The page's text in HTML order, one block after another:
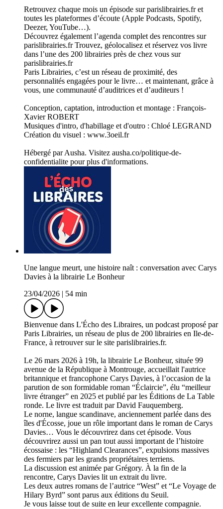
Retrouvez chaque mois un épisode sur parislibrairies.fr et
toutes les plateformes d’écoute (Apple Podcasts, Spotify,
Deezer, YouTube…).
Découvrez également l’agenda complet des rencontres sur
parislibrairies.fr Trouvez, géolocalisez et réservez vos livre
dans l’une des 200 librairies près de chez vous sur
parislibrairies.fr
Paris Librairies, c’est un réseau de proximité, des
personnalités engagées pour le livre… et maintenant, grâce à
vous, une communauté d’auditrices et d’auditeurs !
Conception, captation, introduction et montage : François-
Xavier ROBERT
Musiques d'intro, d'habillage et d'outro : Chloé LEGRAND
Création du visuel : www.3oeil.fr
Hébergé par Ausha. Visitez ausha.co/politique-de-
confidentialite pour plus d'informations.
Une langue meurt, une histoire naît : conversation avec Carys
Davies à la librairie Le Bonheur
23/04/2026
54 min
Bienvenue dans L'Écho des Libraires, un podcast proposé par
Paris Librairies, un réseau de plus de 200 librairies en Ile-de-
France, à retrouver sur le site parislibrairies.fr.
Le 26 mars 2026 à 19h, la librairie Le Bonheur, située 99
avenue de la République à Montrouge, accueillait l'autrice
britannique et francophone Carys Davies, à l’occasion de la
parution de son formidable roman “Éclaircie”, élu “meilleur
livre étranger” en 2025 et publié par les Éditions de La Table
ronde. Le livre est traduit par David Fauquemberg.
Le norne, langue scandinave, anciennement parlée dans des
îles d'Écosse, joue un rôle important dans le roman de Carys
Davies… Vous le découvrirez dans cet épisode. Vous
découvrirez aussi un pan tout aussi important de l’histoire
écossaise : les “Highland Clearances”, expulsions massives
des fermiers par les grands propriétaires terriens.
La discussion est animée par Grégory. À la fin de la
rencontre, Carys Davies lit un extrait du livre.
Les deux autres romans de l’autrice “West” et “Le Voyage de
Hilary Byrd” sont parus aux éditions du Seuil.
Je vous laisse tout de suite en leur excellente compagnie.